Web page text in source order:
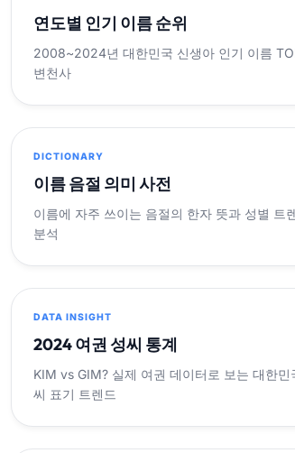
연도별 인기 이름 순위
2008~2024년 대한민국 신생아 인기 이름
변천사
DICTIONARY
이름 음절 의미 사전
이름에 자주 쓰이는 음절의 한자 뜻과 성별 트
분석
DATA INSIGHT
2024 여권 성씨 통계
KIM vs GIM? 실제 여권 데이터로 보는 대한민
씨 표기 트렌드